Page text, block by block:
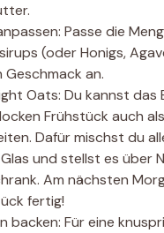
Passe die
(oder Honigs,
Geschmack an.
Oats: Du kannst das
Frühstück auch
Dafür mischst du
und stellst es über
Am nächsten
fertig!
backen: Für eine